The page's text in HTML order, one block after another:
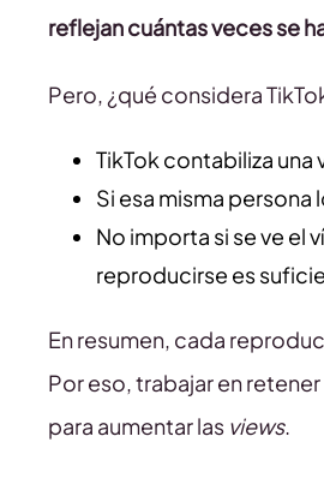
reflejan cuántas veces se
Pero, ¿qué considera
TikTok contabiliza una
Si esa misma persona
No importa si se ve el
reproducirse es
En resumen, cada
Por eso, trabajar en
para aumentar las views.